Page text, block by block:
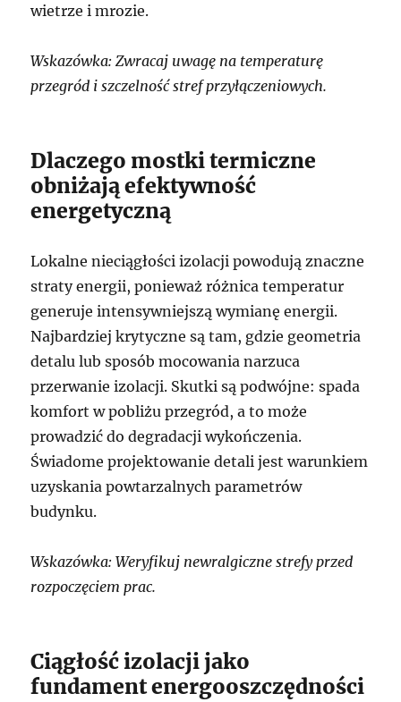
wietrze i mrozie.
Wskazówka: Zwracaj uwagę na temperaturę
przegród i szczelność stref przyłączeniowych.
Dlaczego mostki termiczne
obniżają efektywność
energetyczną
Lokalne nieciągłości izolacji powodują znaczne
straty energii, ponieważ różnica temperatur
generuje intensywniejszą wymianę energii.
Najbardziej krytyczne są tam, gdzie geometria
detalu lub sposób mocowania narzuca
przerwanie izolacji. Skutki są podwójne: spada
komfort w pobliżu przegród, a to może
prowadzić do degradacji wykończenia.
Świadome projektowanie detali jest warunkiem
uzyskania powtarzalnych parametrów
budynku.
Wskazówka: Weryfikuj newralgiczne strefy przed
rozpoczęciem prac.
Ciągłość izolacji jako
fundament energooszczędności